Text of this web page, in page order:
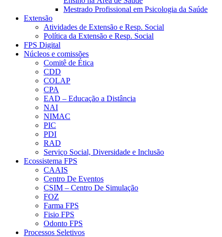
Mestrado Profissional em Psicologia da Saúde
Extensão
Atividades de Extensão e Resp. Social
Política da Extensão e Resp. Social
FPS Digital
Núcleos e comissões
Comitê de Ética
CDD
COLAP
CPA
EAD – Educação a Distância
NAI
NIMAC
PIC
PDI
RAD
Serviço Social, Diversidade e Inclusão
Ecossistema FPS
CAAIS
Centro De Eventos
CSIM – Centro De Simulação
FOZ
Farma FPS
Fisio FPS
Odonto FPS
Processos Seletivos